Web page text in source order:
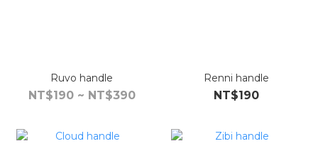
Ruvo handle
NT$190 ~ NT$390
Renni handle
NT$190